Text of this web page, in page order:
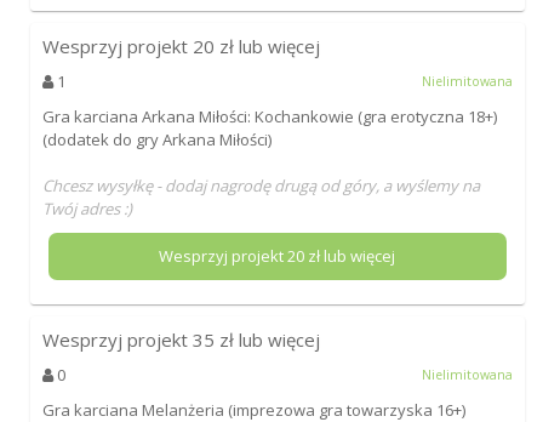
Wesprzyj projekt 20 zł lub więcej
1 Nielimitowana
Gra karciana Arkana Miłości: Kochankowie (gra erotyczna 18+)
(dodatek do gry Arkana Miłości)
Chcesz wysyłkę - dodaj nagrodę drugą od góry, a wyślemy na
Twój adres :)
Wesprzyj projekt20 zł lub więcej
Wesprzyj projekt 35 zł lub więcej
0 Nielimitowana
Gra karciana Melanżeria (imprezowa gra towarzyska 16+)